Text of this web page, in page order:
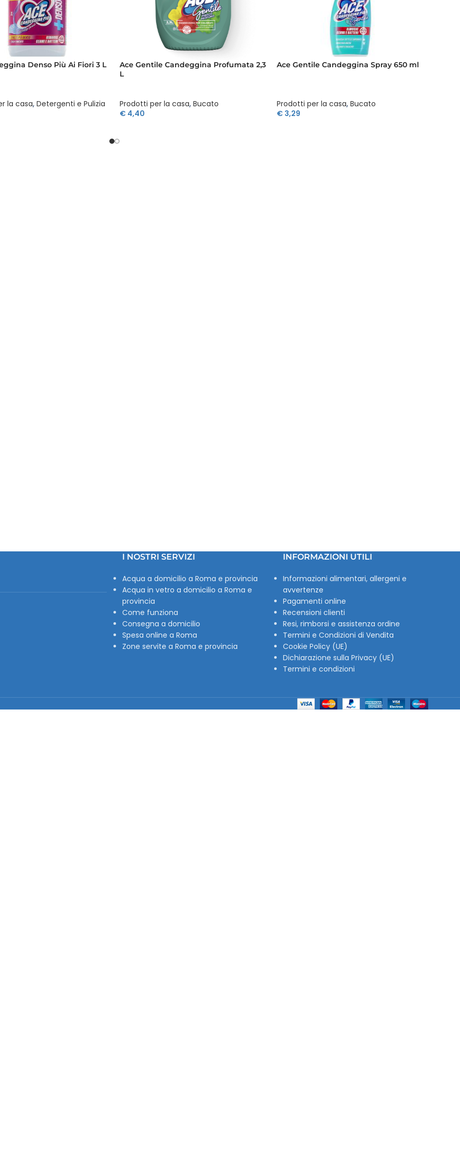
Denso Più Ai Fiori 3 L
la casa, Detergenti e Pulizia
Ace Gentile Candeggina Profumata 2,3
L
Prodotti per la casa, Bucato
€ 4,40
Ace Gentile Candeggina Spray 650 ml
Prodotti per la casa, Bucato
€3,29
I NOSTRI SERVIZI
Acqua a domicilio a Roma e provincia
Acqua in vetro a domicilio a Roma e
provincia
Come funziona
Consegna a domicilio
Spesa online a Roma
Zone servite a Roma e provincia
INFORMAZIONI UTILI
Informazioni alimentari, allergeni e
avvertenze
Pagamenti online
Recensioni clienti
Resi, rimborsi e assistenza ordine
Termini e Condizioni di Vendita
Cookie Policy (UE)
Dichiarazione sulla Privacy (UE)
Termini e condizioni